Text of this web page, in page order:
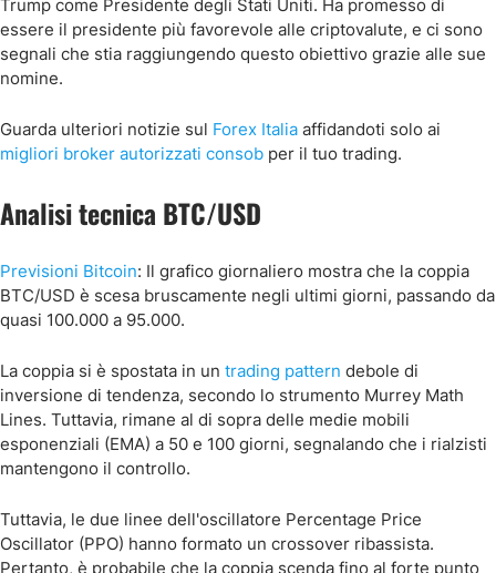
Trump come Presidente degli Stati Uniti. Ha promesso di
essere il presidente più favorevole alle criptovalute, e ci sono
segnali che stia raggiungendo questo obiettivo grazie alle sue
nomine.
Guarda ulteriori notizie sul Forex Italia affidandoti solo ai
migliori broker autorizzati consob per il tuo trading.
Analisi tecnica BTC/USD
Previsioni Bitcoin: Il grafico giornaliero mostra che la coppia
BTC/USD è scesa bruscamente negli ultimi giorni, passando da
quasi 100.000 a 95.000.
La coppia si è spostata in un trading pattern debole di
inversione di tendenza, secondo lo strumento Murrey Math
Lines. Tuttavia, rimane al di sopra delle medie mobili
esponenziali (EMA) a 50 e 100 giorni, segnalando che i rialzisti
mantengono il controllo.
Tuttavia, le due linee dell'oscillatore Percentage Price
Oscillator (PPO) hanno formato un crossover ribassista.
Pertanto, è probabile che la coppia scenda fino al forte punto